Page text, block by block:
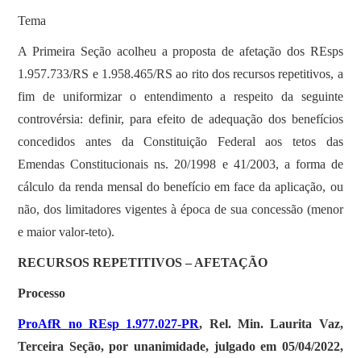
Tema
A Primeira Seção acolheu a proposta de afetação dos REsps
1.957.733/RS e 1.958.465/RS ao rito dos recursos repetitivos, a
fim de uniformizar o entendimento a respeito da seguinte
controvérsia: definir, para efeito de adequação dos benefícios
concedidos antes da Constituição Federal aos tetos das
Emendas Constitucionais ns. 20/1998 e 41/2003, a forma de
cálculo da renda mensal do benefício em face da aplicação, ou
não, dos limitadores vigentes à época de sua concessão (menor
e maior valor-teto).
RECURSOS REPETITIVOS – AFETAÇÃO
Processo
ProAfR no REsp 1.977.027-PR, Rel. Min. Laurita Vaz,
Terceira Seção, por unanimidade, julgado em 05/04/2022,